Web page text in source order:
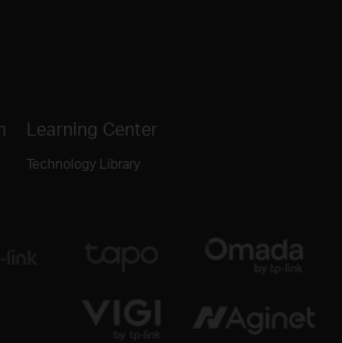
Learning Center
Technology Library